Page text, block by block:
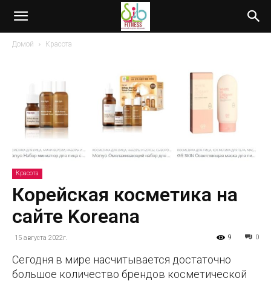
Домой Красота
Красота
Корейская косметика на
сайте Koreana
15 августа 2022г. 0
9
Сегодня в мире насчитывается достаточно
большое количество брендов косметической